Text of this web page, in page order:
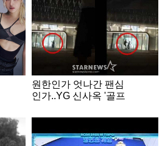
원한인가 엇나간 팬심
인가..YG 신사옥 '골프
[종합]